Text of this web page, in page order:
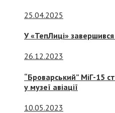
25.04.2025
У «ТепЛиці»
26.12.2023
“Броварський” МіГ-15
у музеї авіації
10.05.2023